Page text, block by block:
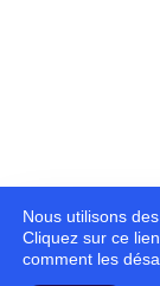
Nous utilisons
Cliquez sur ce
comment les